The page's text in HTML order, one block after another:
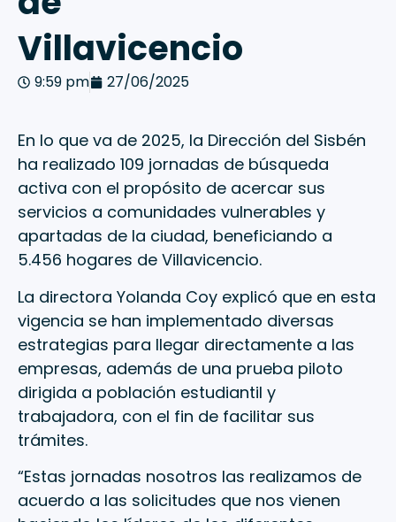
Villavicencio
9:59 pm 27/06/2025
En lo que va de 2025, la Dirección del Sisbén
ha realizado 109 jornadas de búsqueda
activa con el propósito de acercar sus
servicios a comunidades vulnerables y
apartadas de la ciudad, beneficiando a
5.456 hogares de Villavicencio.
La directora Yolanda Coy explicó que en esta
vigencia se han implementado diversas
estrategias para llegar directamente a las
empresas, además de una prueba piloto
dirigida a población estudiantil y
trabajadora, con el fin de facilitar sus
trámites.
“Estas jornadas nosotros las realizamos de
acuerdo a las solicitudes que nos vienen